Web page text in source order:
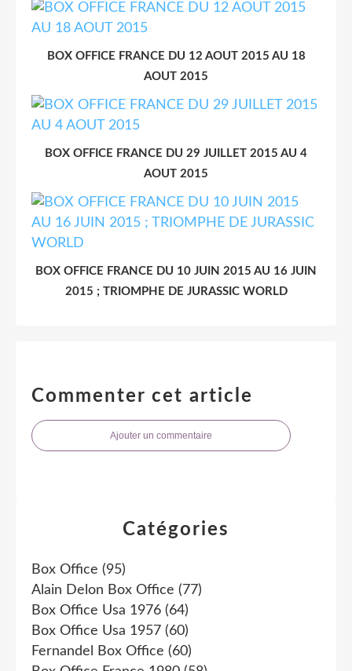
BOX OFFICE FRANCE DU 12 AOUT 2015 AU 18
AOUT 2015
BOX OFFICE FRANCE DU 29 JUILLET 2015 AU 4
AOUT 2015
BOX OFFICE FRANCE DU 10 JUIN 2015 AU 16 JUIN
2015 ; TRIOMPHE DE JURASSIC WORLD
Commenter cet article
Ajouter un commentaire
Catégories
Box Office (95)
Alain Delon Box Office (77)
Box Office Usa 1976 (64)
Box Office Usa 1957 (60)
Fernandel Box Office (60)